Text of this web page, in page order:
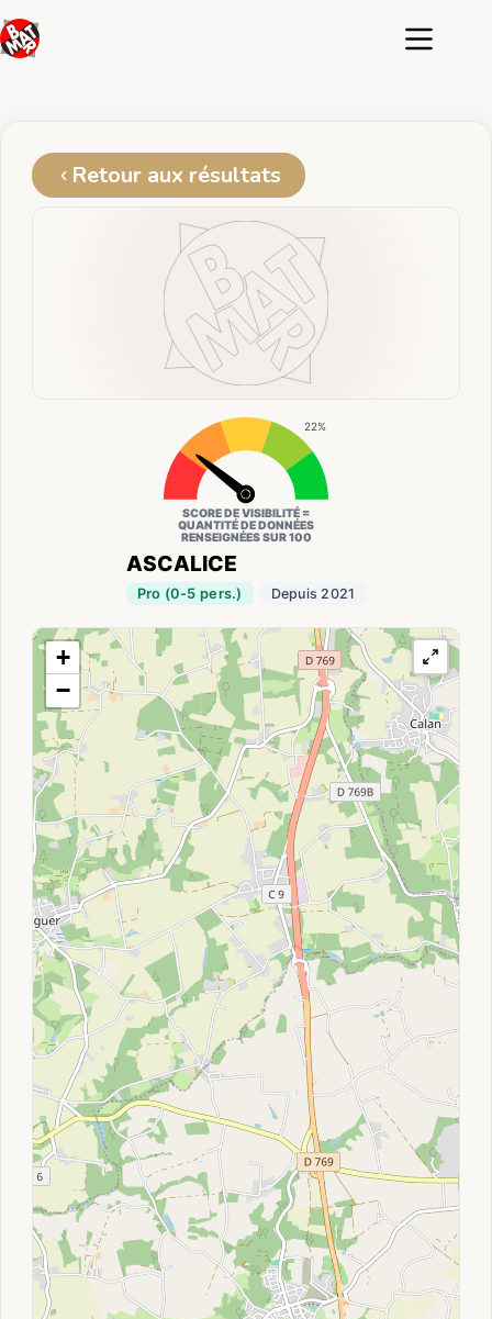
au
contenu
Retour aux résultats
ASCALICE
Pro (0-5 pers.) Depuis 2021
22%
SCORE DE VISIBILITÉ =
QUANTITÉ DE DONNÉES
RENSEIGNÉES SUR 100
+
−